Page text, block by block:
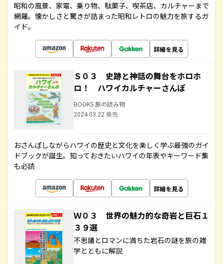
昭和の風景、家電、乗り物、駄菓子、喫茶店、カルチャーまで
網羅。懐かしさと驚きが詰まった昭和レトロの魅力を旅するガ
イド。
詳細を見る
Ｓ０３ 史跡と神話の舞台をホロホ
ロ！ ハワイカルチャーさんぽ
BOOKS 旅の読み物
2024.03.22 発売
おさんぽしながらハワイの歴史と文化を楽しく学ぶ最強のガイ
ドブックが誕生。知っておきたいハワイの年表やキーワード集
も必読
詳細を見る
Ｗ０３ 世界の魅力的な奇岩と巨石１
３９選
不思議とロマンに満ちた岩石の謎を旅の雑
学とともに解説